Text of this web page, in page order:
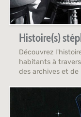
Histoire(s)
Découvrez
habitants à
des archives et de